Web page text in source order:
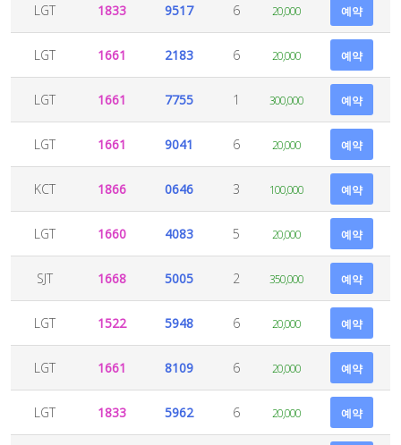
LGT 1833 9517 6 20,000 예약
LGT 1661 2183 6 20,000 예약
LGT 1661 7755 1 300,000 예약
LGT 1661 9041 6 20,000 예약
KCT 1866 0646 3 100,000 예약
LGT 1660 4083 5 20,000 예약
SJT 1668 5005 2 350,000 예약
LGT 1522 5948 6 20,000 예약
LGT 1661 8109 6 20,000 예약
LGT 1833 5962 6 20,000 예약